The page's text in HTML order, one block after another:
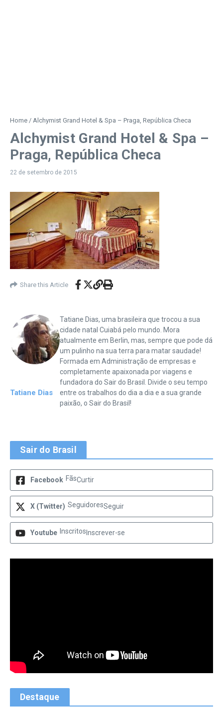
Home / Alchymist Grand Hotel & Spa – Praga, República Checa
Alchymist Grand Hotel & Spa –
Praga, República Checa
22 de setembro de 2015
Share this Article
Tatiane Dias
Tatiane Dias, uma brasileira que trocou a sua
cidade natal Cuiabá pelo mundo. Mora
atualmente em Berlin, mas, sempre que pode dá
um pulinho na sua terra para matar saudade!
Formada em Administração de empresas e
completamente apaixonada por viagens e
fundadora do Sair do Brasil. Divide o seu tempo
entre os trabalhos do dia a dia e a sua grande
paixão, o Sair do Brasil!
Sair do Brasil
Facebook FãsCurtir
X (Twitter) SeguidoresSeguir
Youtube Inscritos Inscrever-se
Destaque